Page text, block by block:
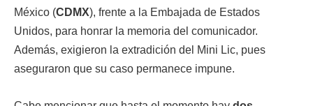
México (CDMX), frente a la Embajada de Estados
Unidos, para honrar la memoria del comunicador.
Además, exigieron la extradición del Mini Lic, pues
aseguraron que su caso permanece impune.